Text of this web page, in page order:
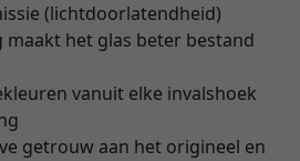
(lichtdoorlatendheid)
maakt het glas beter bestand
vanuit elke invalshoek
getrouw aan het origineel en